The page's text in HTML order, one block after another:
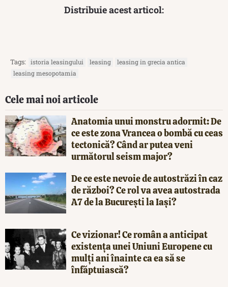
Distribuie acest articol:
Tags: istoria leasingului leasing
leasing in grecia antica
leasing mesopotamia
Cele mai noi articole
Anatomia unui monstru adormit: De
ce este zona Vrancea o bombă cu ceas
tectonică? Când ar putea veni
următorul seism major?
De ce este nevoie de autostrăzi în caz
de război? Ce rol va avea autostrada
A7 de la București la Iași?
Ce vizionar! Ce român a anticipat
existența unei Uniuni Europene cu
mulți ani înainte ca ea să se
înfăptuiască?